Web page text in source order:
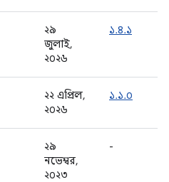
২৯
জুলাই,
২০২৬
১.৪.১
২২ এপ্রিল,
২০২৬
১.১.০
২৯
নভেম্বর,
২০২৩
-